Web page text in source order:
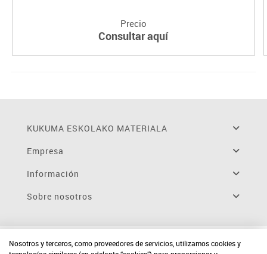
Precio
Consultar aquí
KUKUMA ESKOLAKO MATERIALA
Empresa
Información
Sobre nosotros
Nosotros y terceros, como proveedores de servicios, utilizamos cookies y